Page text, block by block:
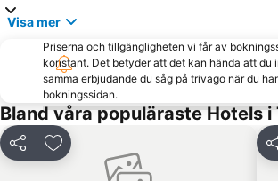
Visa mer
Priserna och tillgängligheten vi får av
konstant. Det betyder att det kan hända att du
samma erbjudande du såg på trivago när du
bokningssidan.
Bland våra populäraste Hotels i
Dela Lägg till i Mina Favoriter